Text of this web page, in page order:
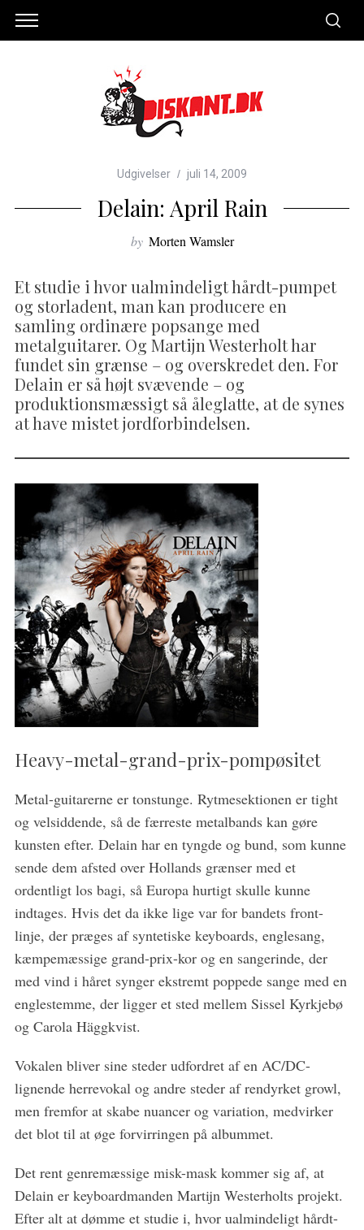
Udgivelser juli 14, 2009
Delain: April Rain
by Morten Wamsler
Et studie i hvor ualmindeligt hårdt-pumpet
og storladent, man kan producere en
samling ordinære popsange med
metalguitarer. Og Martijn Westerholt har
fundet sin grænse – og overskredet den. For
Delain er så højt svævende – og
produktionsmæssigt så åleglatte, at de synes
at have mistet jordforbindelsen.
Heavy-metal-grand-prix-pompøsitet
Metal-guitarerne er tonstunge. Rytmesektionen er tight
og velsiddende, så de færreste metalbands kan gøre
kunsten efter. Delain har en tyngde og bund, som kunne
sende dem afsted over Hollands grænser med et
ordentligt los bagi, så Europa hurtigt skulle kunne
indtages. Hvis det da ikke lige var for bandets front-
linje, der præges af syntetiske keyboards, englesang,
kæmpemæssige grand-prix-kor og en sangerinde, der
med vind i håret synger ekstremt poppede sange med en
englestemme, der ligger et sted mellem Sissel Kyrkjebø
og Carola Häggkvist.
Vokalen bliver sine steder udfordret af en AC/DC-
lignende herrevokal og andre steder af rendyrket growl,
men fremfor at skabe nuancer og variation, medvirker
det blot til at øge forvirringen på albummet.
Det rent genremæssige misk-mask kommer sig af, at
Delain er keyboardmanden Martijn Westerholts projekt.
Efter alt at dømme et studie i, hvor ualmindeligt hårdt-
S
e
c
h
f
: